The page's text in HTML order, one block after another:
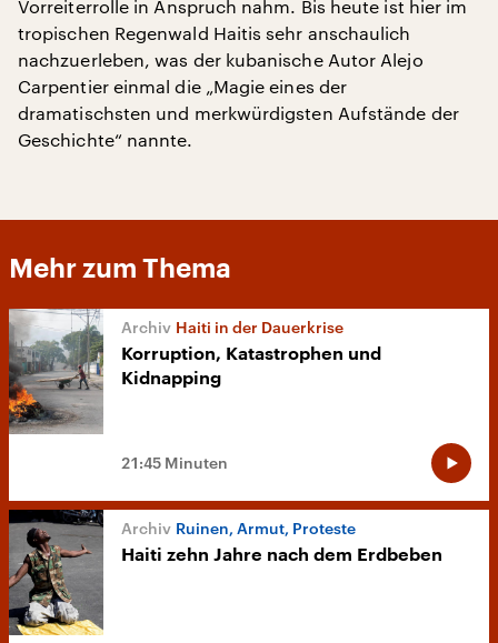
Vorreiterrolle in Anspruch nahm. Bis heute ist hier im
tropischen Regenwald Haitis sehr anschaulich
nachzuerleben, was der kubanische Autor Alejo
Carpentier einmal die „Magie eines der
dramatischsten und merkwürdigsten Aufstände der
Geschichte“ nannte.
Mehr zum Thema
Haiti in der Dauerkrise
Korruption, Katastrophen und
Kidnapping
21:45 Minuten
Ruinen, Armut, Proteste
Haiti zehn Jahre nach dem Erdbeben